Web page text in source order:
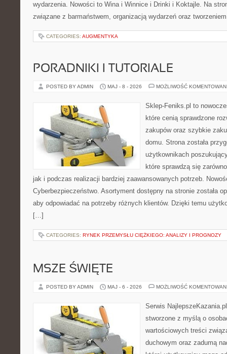
wydarzenia. Nowości to Wina i Winnice i Drinki i Koktajle. Na
związane z barmaństwem, organizacją wydarzeń oraz
CATEGORIES: AUGMENTYKA
PORADNIKI I TUTORIALE
POSTED BY ADMIN MAJ - 8 - 2026 MOŻLIWOŚĆ
Sklep-Feniks.pl to
które cenią sprawdzone
zakupów oraz szybkie
domu. Strona została
użytkownikach
które sprawdzą się
jak i podczas realizacji bardziej zaawansowanych potrzeb.
Cyberbezpieczeństwo. Asortyment dostępny na stronie została
aby odpowiadać na potrzeby różnych klientów. Dzięki temu
[…]
CATEGORIES: RYNEK PRZEMYSŁU CIĘŻKIEGO: ANALIZY I PROGNOZY
MSZE ŚWIĘTE
POSTED BY ADMIN MAJ - 6 - 2026 MOŻLIWOŚĆ
Serwis
stworzone z myślą o
wartościowych treści
duchowym oraz zadumą